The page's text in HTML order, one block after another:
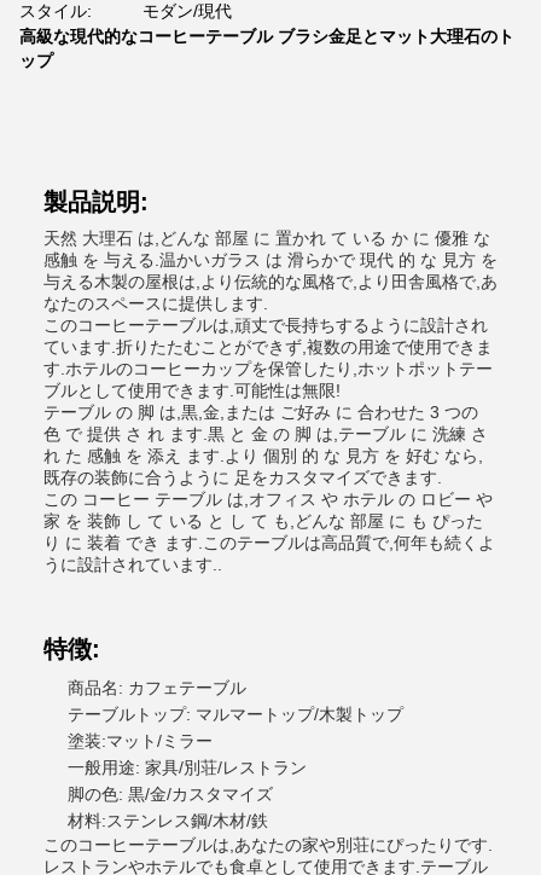
スタイル:
モダン/現代
高級な現代的なコーヒーテーブル ブラシ金足とマット大理石のト
ップ
製品説明:
天然 大理石 は,どんな 部屋 に 置かれ て いる か に 優雅 な
感触 を 与える.温かいガラス は 滑らかで 現代 的 な 見方 を
与える木製の屋根は,より伝統的な風格で,より田舎風格で,あ
なたのスペースに提供します.
このコーヒーテーブルは,頑丈で長持ちするように設計され
ています.折りたたむことができず,複数の用途で使用できま
す.ホテルのコーヒーカップを保管したり,ホットポットテー
ブルとして使用できます.可能性は無限!
テーブル の 脚 は,黒,金,または ご好み に 合わせた 3 つの
色 で 提供 さ れ ます.黒 と 金 の 脚 は,テーブル に 洗練 さ
れ た 感触 を 添え ます.より 個別 的 な 見方 を 好む なら,
既存の装飾に合うように 足をカスタマイズできます.
この コーヒー テーブル は,オフィス や ホテル の ロビー や
家 を 装飾 し て いる と し て も,どんな 部屋 に も ぴった
り に 装着 でき ます.このテーブルは高品質で,何年も続くよ
うに設計されています..
特徴:
商品名: カフェテーブル
テーブルトップ: マルマートップ/木製トップ
塗装:マット/ミラー
一般用途: 家具/別荘/レストラン
脚の色: 黒/金/カスタマイズ
材料:ステンレス鋼/木材/鉄
このコーヒーテーブルは,あなたの家や別荘にぴったりです.
レストランやホテルでも食卓として使用できます.テーブル